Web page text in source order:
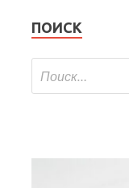
ПОИСК